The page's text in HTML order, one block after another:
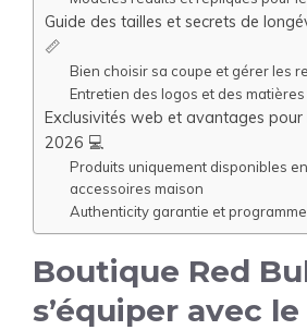
Guide des tailles et secrets de
📏
Bien choisir sa coupe et gérer les
Entretien des logos et des
Exclusivités web et avantages pour
2026 💻
Produits uniquement disponibles
accessoires maison
Authenticity garantie et
Boutique Red
s’équiper avec